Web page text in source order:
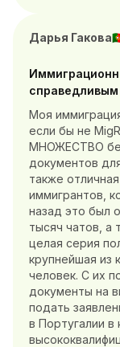
Моя
если бы не
МНОЖЕСТВО
документов
также
иммигрантов,
назад это был
тысяч чатов, а
целая серия
крупнейшая из
человек. С их
документы на
подать
в Португалии в
Дарья Гакова